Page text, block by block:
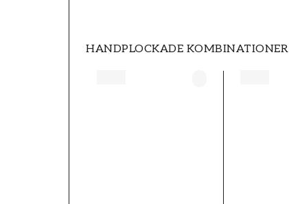
HANDPLOCKADE KOMBINATIONER